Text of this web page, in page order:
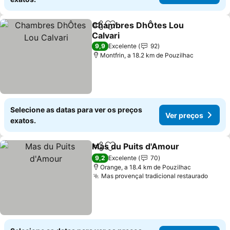
PartilharAdicionar aos favoritos
Chambres DhÔtes Lou
Calvari
9,9 Excelente
92
Montfrin, a 18.2 km de Pouzilhac
Selecione as datas para ver os preços
exatos.
Ver preços
PartilharAdicionar aos favoritos
Mas du Puits d'Amour
9,2 Excelente
70
Orange, a 18.4 km de Pouzilhac
Mas provençal tradicional restaurado